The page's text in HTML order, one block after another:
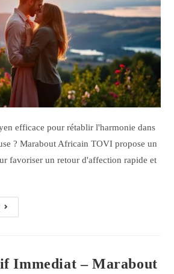
efficace pour rétablir l'harmonie dans
? Marabout Africain TOVI propose un
favoriser un retour d'affection rapide et
Immediat – Marabout